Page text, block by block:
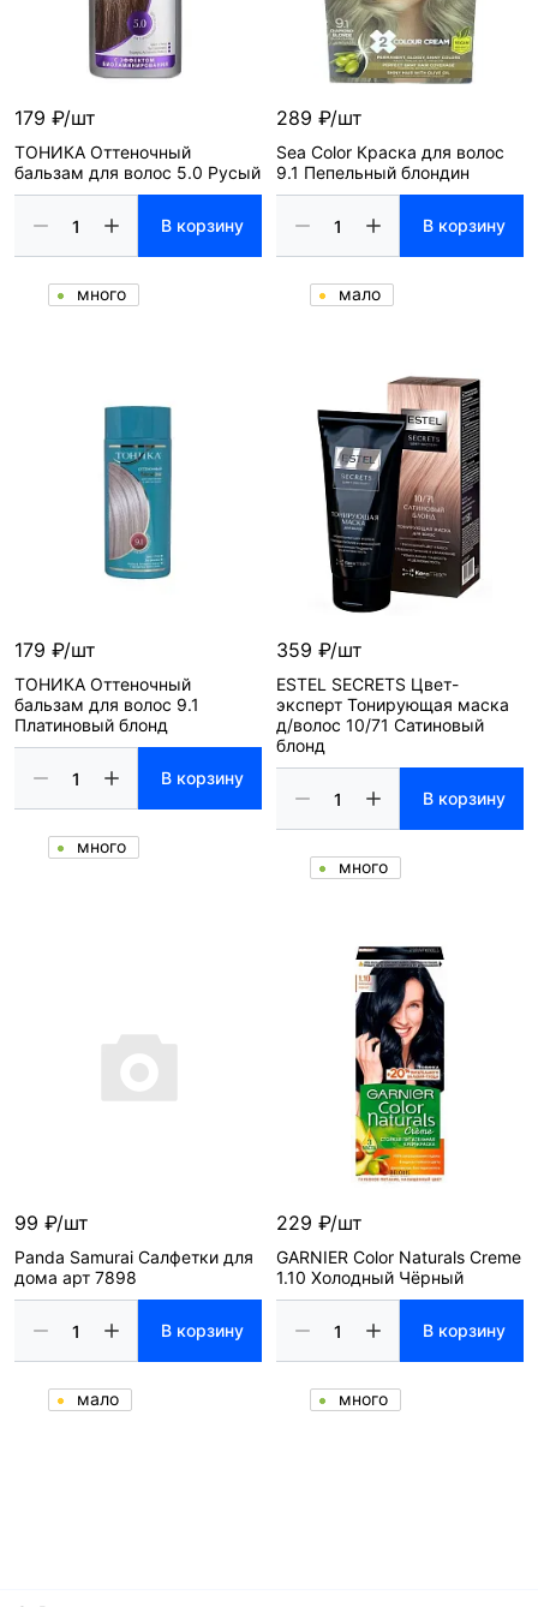
179 ₽/шт
ТОНИКА Оттеночный
бальзам для волос 5.0 Русый
В корзину
много
289 ₽/шт
Sea Color Краска для волос
9.1 Пепельный блондин
В корзину
мало
179 ₽/шт
ТОНИКА Оттеночный
бальзам для волос 9.1
Платиновый блонд
В корзину
много
359 ₽/шт
ESTEL SECRETS Цвет-
эксперт Тонирующая маска
д/волос 10/71 Сатиновый
блонд
В корзину
много
99 ₽/шт
Panda Samurai Салфетки для
дома арт 7898
В корзину
мало
229 ₽/шт
GARNIER Color Naturals Creme
1.10 Холодный Чёрный
В корзину
много